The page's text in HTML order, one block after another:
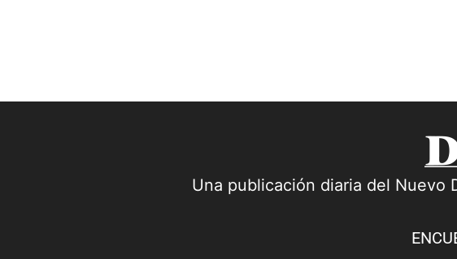
Una publicación diaria del Nuevo